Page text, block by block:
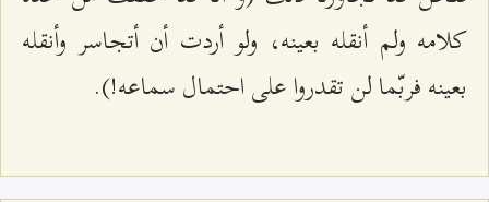
كلامه ولم أنقله بعينه، ولو أردت أن أتجاسر وأنقله
بعينه فربّما لن تقدروا على احتمال سماعه!).